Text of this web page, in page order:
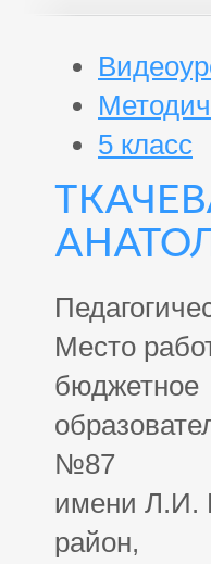
5 класс
Место
бюджетное
№87
имени Л.И.
район,